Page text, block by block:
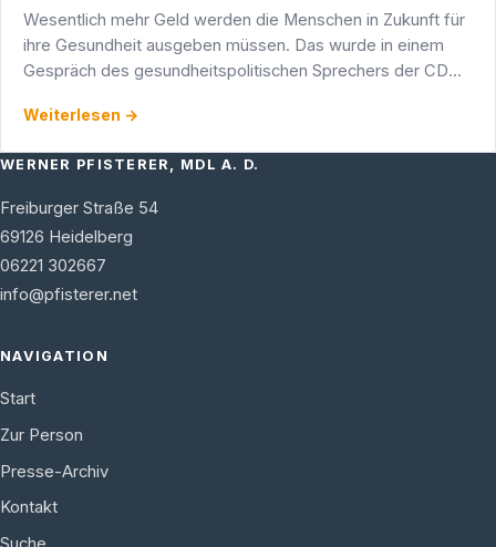
Wesentlich mehr Geld werden die Menschen in Zukunft für
ihre Gesundheit ausgeben müssen. Das wurde in einem
Gespräch des gesundheitspolitischen Sprechers der CDU-
Heidelberger …
Weiterlesen →
WERNER PFISTERER, MDL A. D.
Freiburger Straße 54
69126 Heidelberg
06221 302667
info@pfisterer.net
NAVIGATION
Start
Zur Person
Presse-Archiv
Kontakt